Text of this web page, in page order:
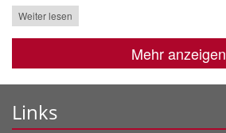
Weiter lesen
Mehr anzeigen
Links